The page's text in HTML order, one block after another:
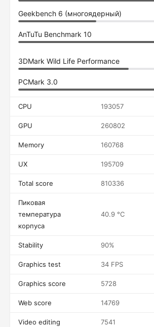
Geekbench 6 (многоядерный)
AnTuTu Benchmark 10
3DMark Wild Life Performance
PCMark 3.0
CPU 193057
GPU 260802
Memory 160768
UX 195709
Total score 810336
Пиковая
температура
корпуса
40.9 °C
Stability 90%
Graphics test 34 FPS
Graphics score 5728
Web score 14769
Video editing 7541